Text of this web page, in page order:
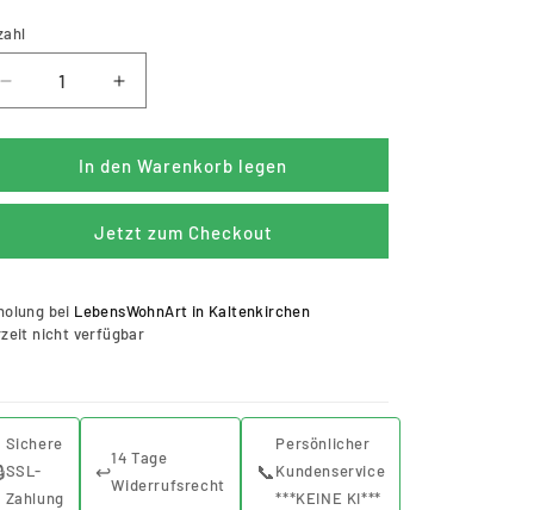
Verringere
die
Menge
Teppich
rechteckig
weiß
x
160
Erhöhe
die
Menge
für
Teppich
rechteckig
weiß
x
160
In den Warenkorb legen
Jetzt zum Checkout
bei LebensWohnArt in Kaltenkirchen
nicht verfügbar
Sichere
SSL-
Zahlung
↩️
14 Tage
Widerrufsrecht
📞
Persönlicher
Kundenservice
***KEINE KI***